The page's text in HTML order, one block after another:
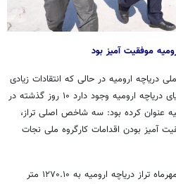
موفقیت آمیز بود
دریاچه ارومیه در حالی که انتقادات زیادی
به اقدامات این کارگروه در زمینه احیای دریاچه ارومیه وجود دارد ۱۰ روز گذشته در
عنوان کرده بود: سه شاخص اصلی تراز،
آمیز بودن اقدامات کارگروه ملی نجات
محمدصادق معتمدیان با بیان اینکه مهرماه تراز دریاچه ارومیه به ۱۲۷۰.۱۰ متر